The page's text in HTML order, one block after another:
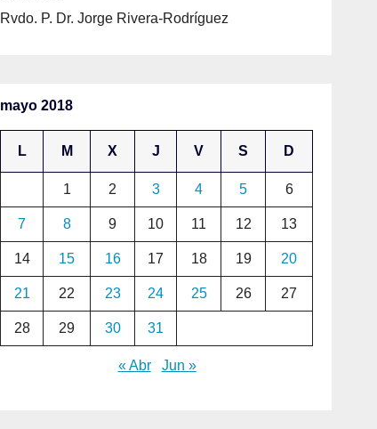
Rvdo. P. Dr. Jorge Rivera-Rodríguez
mayo 2018
L M X J V S D
1 2 3 4 5 6
7 8 9 10 11 12 13
14 15 16 17 18 19 20
21 22 23 24 25 26 27
28 29 30 31
« Abr Jun »